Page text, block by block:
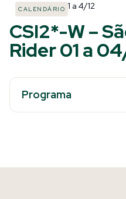
CALENDÁRIO 1 a 4/12
CSI2*-W –
Rider 01 a
Programa